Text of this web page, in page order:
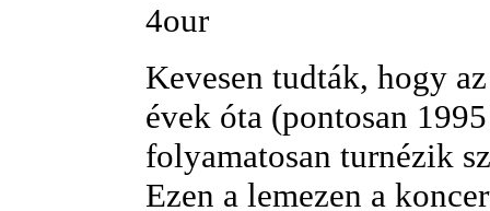
4our
Kevesen tudták, hogy
évek óta (pontosan
folyamatosan turnézik
Ezen a lemezen a